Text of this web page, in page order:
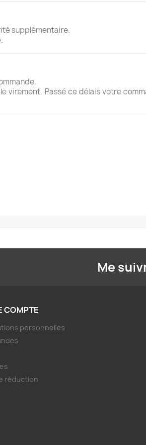
supplémentaire.
Passé ce délais votre
Me
COMPTE
personnelles
réduction